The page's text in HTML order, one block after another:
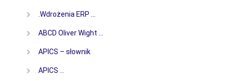
.Wdrożenia ERP …
ABCD Oliver Wight …
APICS – słownik
APICS …